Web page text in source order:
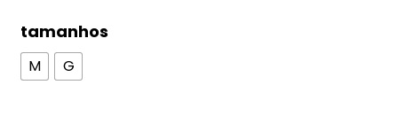
tamanhos
M G